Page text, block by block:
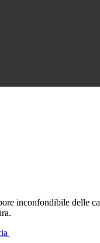
inconfondibile